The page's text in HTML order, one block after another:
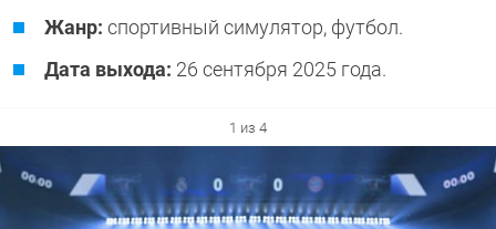
Жанр: спортивный симулятор, футбол.
Дата выхода: 26 сентября 2025 года.
1 из 4